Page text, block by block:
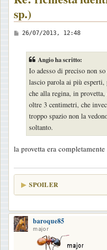
sp.)
M
26/07/2013, 12:48
Angio ha scritto:
Io adesso di preciso non
lascio parola ai più
che alla regina, in
oltre 3 centimetri, che
troppo spazio non la
soltanto.
la provetta era
SPOILER
baroque85
major